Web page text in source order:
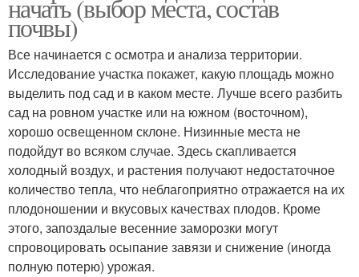
начать (выбор места, состав
почвы)
Все начинается с осмотра и анализа территории.
Исследование участка покажет, какую площадь можно
выделить под сад и в каком месте. Лучше всего разбить
сад на ровном участке или на южном (восточном),
хорошо освещенном склоне. Низинные места не
подойдут во всяком случае. Здесь скапливается
холодный воздух, и растения получают недостаточное
количество тепла, что неблагоприятно отражается на их
плодоношении и вкусовых качествах плодов. Кроме
этого, запоздалые весенние заморозки могут
спровоцировать осыпание завязи и снижение (иногда
полную потерю) урожая.